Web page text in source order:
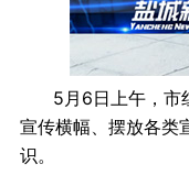
5月6日上午，市
宣传横幅、摆放各类
识。